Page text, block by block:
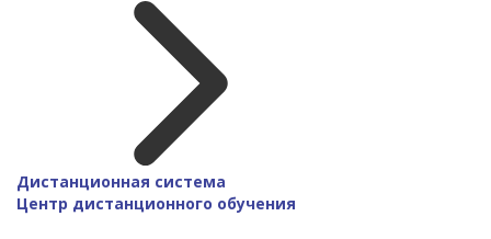
Дистанционная система
Центр дистанционного обучения